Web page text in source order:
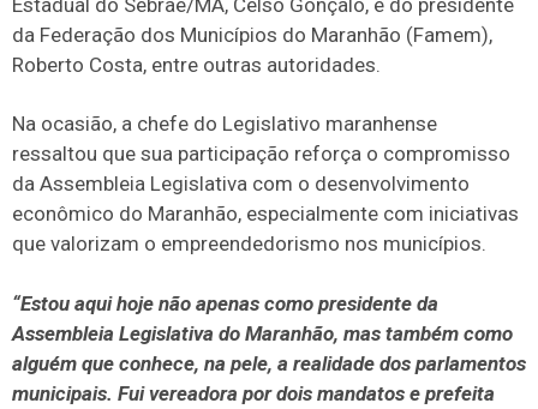
Estadual do Sebrae/MA, Celso Gonçalo, e do presidente
da Federação dos Municípios do Maranhão (Famem),
Roberto Costa, entre outras autoridades.
Na ocasião, a chefe do Legislativo maranhense
ressaltou que sua participação reforça o compromisso
da Assembleia Legislativa com o desenvolvimento
econômico do Maranhão, especialmente com iniciativas
que valorizam o empreendedorismo nos municípios.
“Estou aqui hoje não apenas como presidente da
Assembleia Legislativa do Maranhão, mas também como
alguém que conhece, na pele, a realidade dos parlamentos
municipais. Fui vereadora por dois mandatos e prefeita